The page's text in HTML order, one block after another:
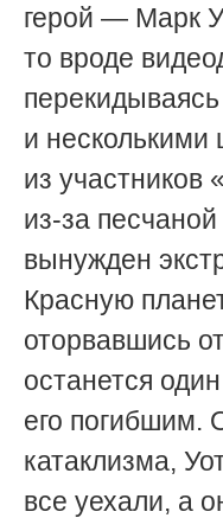
герой — Марк
то вроде
и
из участников
из-за
вынужден
Красную
оторвавшись
останется
его погибшим.
катаклизма,
все уехали, а